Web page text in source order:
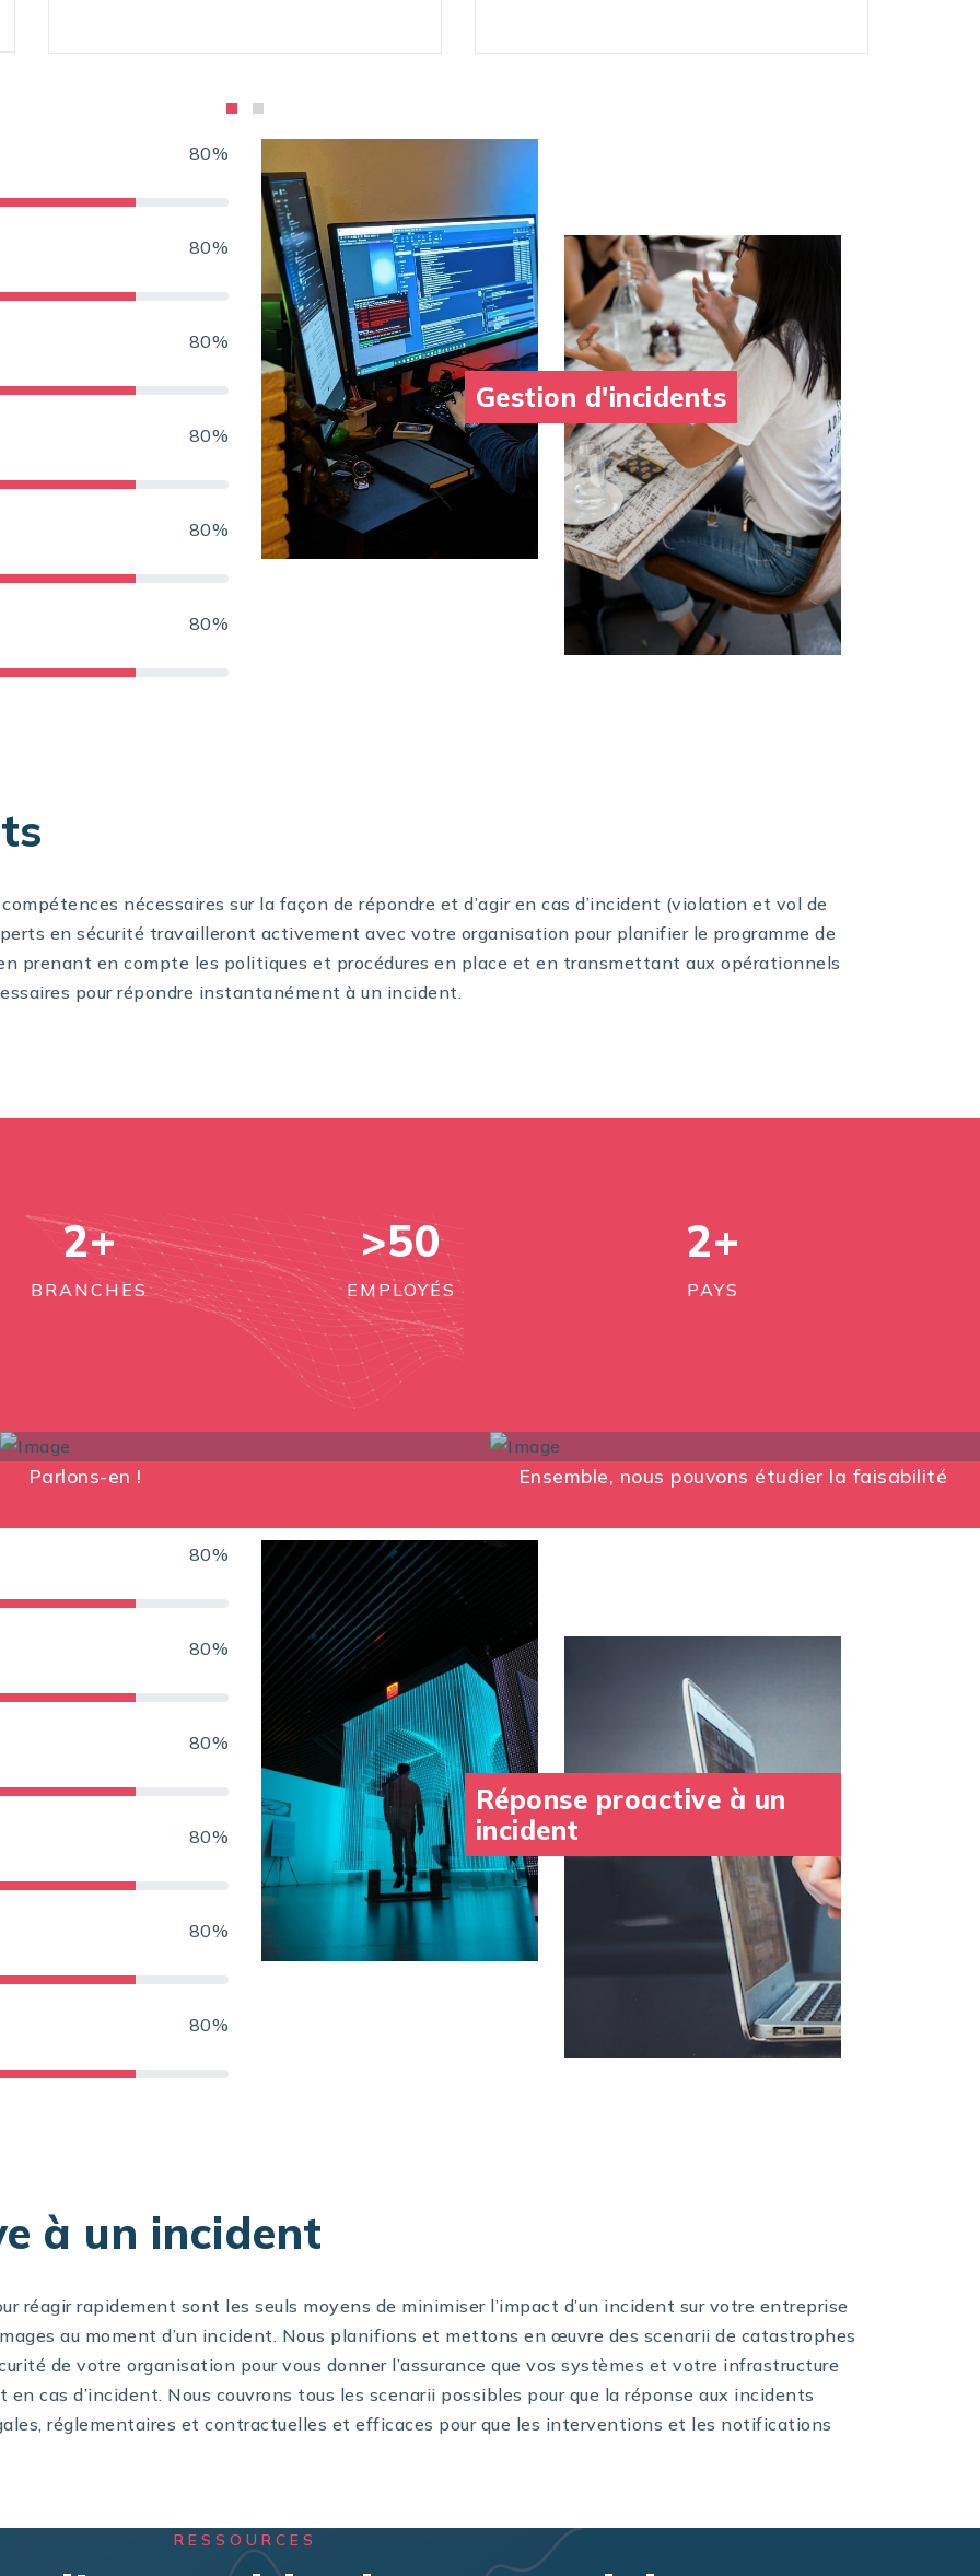
80%
80%
80%
80%
80%
80%
Gestion d'incidents
nécessaires sur la façon de répondre et d’agir en cas d’incident (violation et vol de
en sécurité travailleront activement avec votre organisation pour planifier le programme de
prenant en compte les politiques et procédures en place et en transmettant aux opérationnels
pour répondre instantanément à un incident.
2+
BRANCHES
>50
EMPLOYÉS
2+
PAYS
Parlons-en ! Ensemble, nous pouvons étudier la faisabilité
80%
80%
80%
80%
80%
80%
Réponse proactive à un
incident
à un incident
réagir rapidement sont les seuls moyens de minimiser l’impact d’un incident sur votre entreprise
au moment d’un incident. Nous planifions et mettons en œuvre des scenarii de catastrophes
de votre organisation pour vous donner l’assurance que vos systèmes et votre infrastructure
cas d’incident. Nous couvrons tous les scenarii possibles pour que la réponse aux incidents
réglementaires et contractuelles et efficaces pour que les interventions et les notifications
RESSOURCES